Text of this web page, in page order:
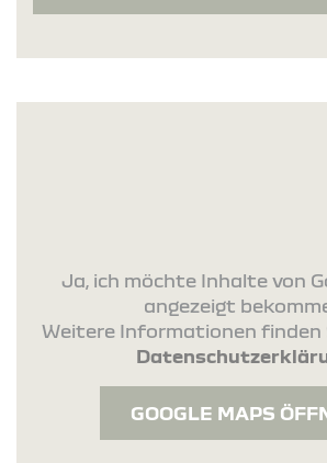
Ja, ich möchte Inhalte von
angezeigt
Weitere Informationen finden
GOOGLE MAPS